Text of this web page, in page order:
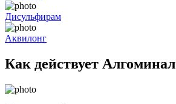
Дисульфирам
Аквилонг
Как действует Алгоминал